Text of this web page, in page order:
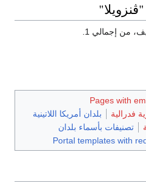
من إجمالي 1.
Pages with
فدرالية
بلدان أمريكا اللاتينية
تصنيفات بأسماء بلدان
Portal templates with